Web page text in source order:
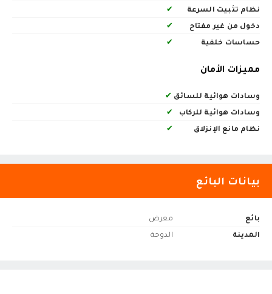
نظام تثبيت السرعة
✔
دخول من غير مفتاح
✔
حساسات خلفية
✔
مميزات الأمان
وسادات هوائية للسائق ✔
وسادات هوائية للركاب
✔
نظام مانع الإنزلاق
✔
بيانات البائع
بائع
معرض
المدينة
الدوحة